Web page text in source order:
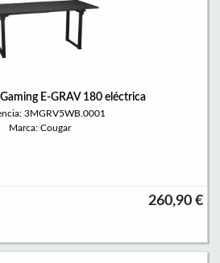
E-GRAV 180 eléctrica
3MGRV5WB.0001
Marca: Cougar
260,90 €